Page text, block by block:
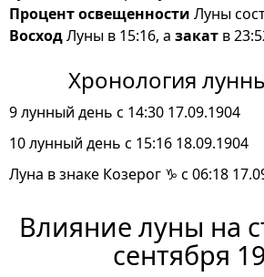
Процент освещенности Луны
ВосходЛуны в 15:16, а закат в
Хронология
9 лунный день с 14:30 17.09.1904
10 лунный день с 15:16 18.09.1904
Луна в знаке Козерог ♑ с 06:18
Влияние луны на
сентября